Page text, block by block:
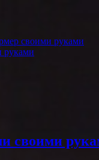
своими руками
руками
своими